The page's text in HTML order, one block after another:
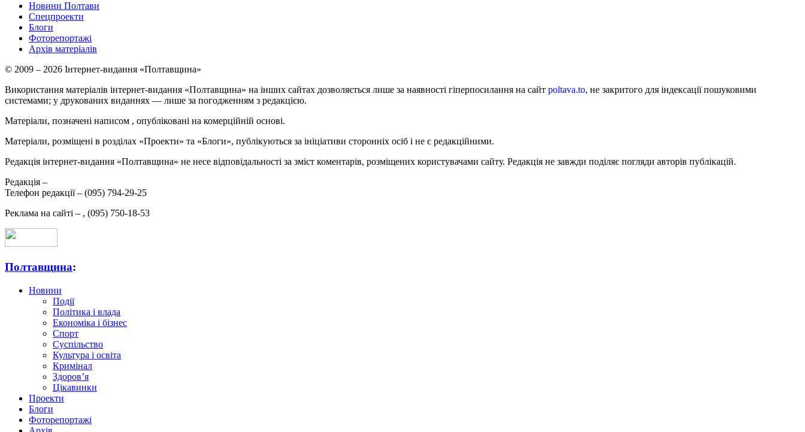
Новини Полтави
Спецпроекти
Блоги
Фоторепортажі
Архів матеріалів
© 2009 – 2026 Інтернет-видання «Полтавщина»
Використання матеріалів інтернет-видання «Полтавщина» на інших сайтах дозволяється лише за наявності гіперпосилання на сайт poltava.to, не закритого для індексації пошуковими
системами; у друкованих виданнях — лише за погодженням з редакцією.
Матеріали, позначені написом , опубліковані на комерційній основі.
Матеріали, розміщені в розділах «Проекти» та «Блоги», публікуються за ініціативи сторонніх осіб і не є редакційними.
Редакція інтернет-видання «Полтавщина» не несе відповідальності за зміст коментарів, розміщених користувачами сайту. Редакція не завжди поділяє погляди авторів публікацій.
Редакція –
Телефон редакції – (095) 794-29-25
Реклама на сайті – , (095) 750-18-53
Полтавщина:
Новини
Події
Політика і влада
Економіка і бізнес
Спорт
Суспільство
Культура і освіта
Кримінал
Здоров’я
Цікавинки
Проекти
Блоги
Фоторепортажі